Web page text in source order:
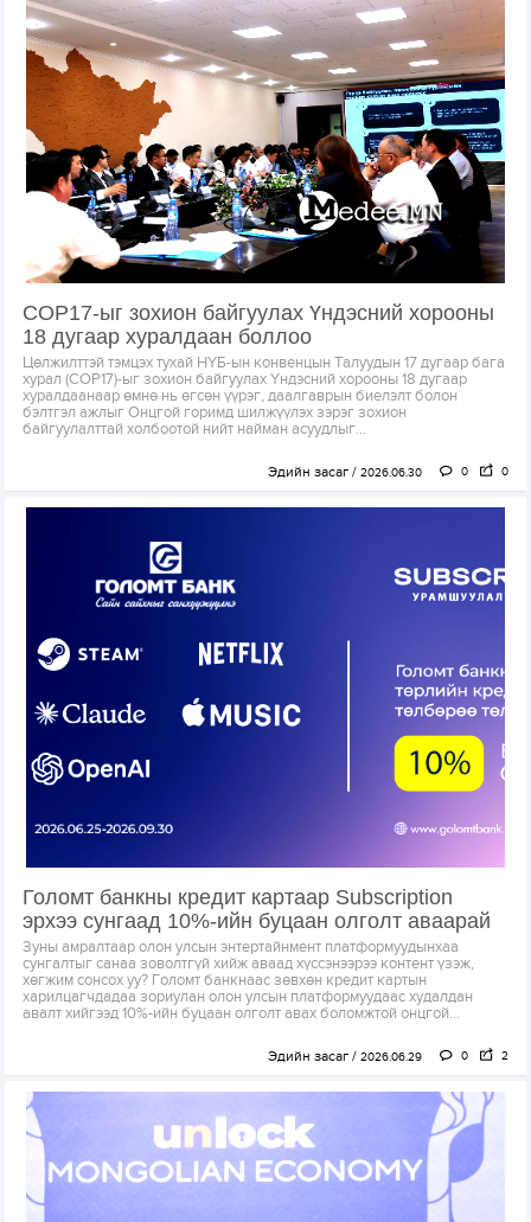
COP17-ыг зохион байгуулах Үндэсний хорооны
18 дугаар хуралдаан боллоо
Цөлжилттэй тэмцэх тухай НҮБ-ын конвенцын Талуудын 17 дугаар бага
хурал (COP17)-ыг зохион байгуулах Үндэсний хорооны 18 дугаар
хуралдаанаар өмнө нь өгсөн үүрэг, даалгаврын биелэлт болон
бэлтгэл ажлыг Онцгой горимд шилжүүлэх зэрэг зохион
байгуулалттай холбоотой нийт найман асуудлыг...
Эдийн засаг 2026.06.30 0 0
Голомт банкны кредит картаар Subscription
эрхээ сунгаад 10%-ийн буцаан олголт аваарай
Зуны амралтаар олон улсын энтертайнмент платформуудынхаа
сунгалтыг санаа зоволтгүй хийж аваад хүссэнээрээ контент үзэж,
хөгжим сонсох уу? Голомт банкнаас зөвхөн кредит картын
харилцагчдадаа зориулан олон улсын платформуудаас худалдан
авалт хийгээд 10%-ийн буцаан олголт авах боломжтой онцгой...
Эдийн засаг 2026.06.29 0 2